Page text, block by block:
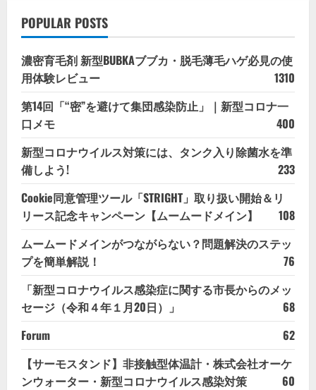
POPULAR POSTS
濃密育毛剤 新型BUBKAブブカ・脱毛薄毛ハゲ必見の使
用体験レビュー
1310
第14回「“密”を避けて集団感染防止」｜新型コロナ一
口メモ
400
新型コロナウイルス対策には、タンク入り除菌水を準
備しよう!
233
Cookie同意管理ツール「STRIGHT」取り扱い開始＆リ
リース記念キャンペーン【ムームードメイン】
108
ムームードメインがつながらない？問題解決のステッ
プを簡単解説！
76
「新型コロナウイルス感染症に関する市長からのメッ
セージ（令和４年１月20日）」
68
Forum
62
【サーモスタンド】非接触型体温計・株式会社オーケ
ンウォーター・新型コロナウイルス感染対策
60